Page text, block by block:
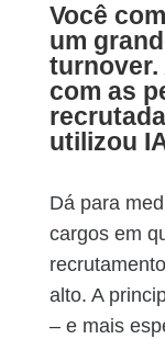
Você
um
turnover.
com as
utilizou
Dá para
cargos em
alto. A
– e mais